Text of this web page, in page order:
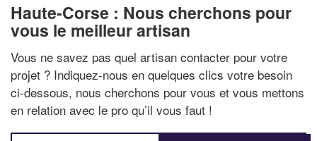
Haute-Corse : Nous cherchons pour
vous le meilleur artisan
Vous ne savez pas quel artisan contacter pour votre
projet ? Indiquez-nous en quelques clics votre besoin
ci-dessous, nous cherchons pour vous et vous mettons
en relation avec le pro qu’il vous faut !